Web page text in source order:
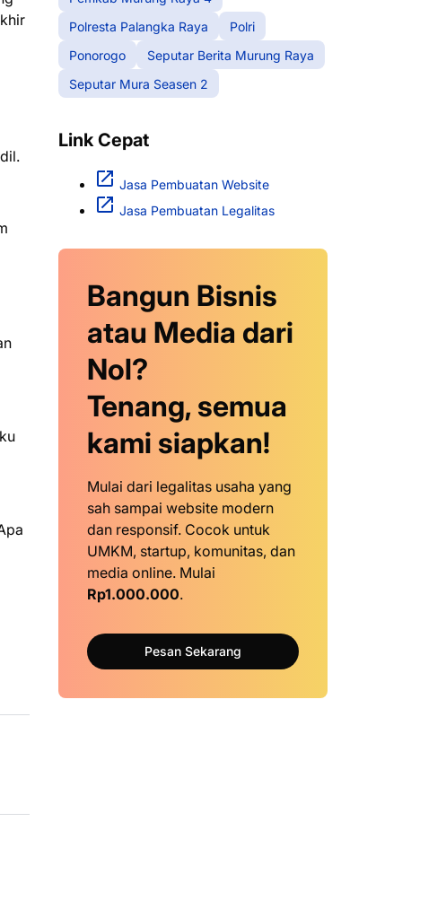
Polresta Palangka Raya
Polri
Ponorogo
Seputar Berita Murung Raya
Seputar Mura Seasen 2
Link Cepat
Jasa Pembuatan Website
Jasa Pembuatan Legalitas
Bangun Bisnis
atau Media dari
Nol?
Tenang, semua
kami siapkan!
Mulai dari legalitas usaha yang
sah sampai website modern
dan responsif. Cocok untuk
UMKM, startup, komunitas, dan
media online. Mulai
Rp1.000.000.
Pesan Sekarang